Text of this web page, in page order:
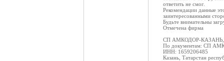
ответить не смог.
Рекомендации данные
заинтересованными
Будьте внимательны
Отмечена фирма
СП АМКОДОР-
По документам: СП
ИНН: 1659206485
Казань, Татарстан